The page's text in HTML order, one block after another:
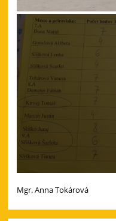
Mgr. Anna Tokárová